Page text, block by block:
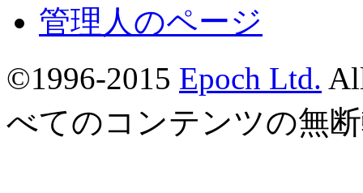
管理人のページ
©1996-2015 Epoch Ltd.
べてのコンテンツの無